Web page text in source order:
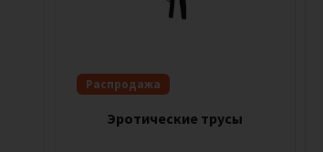
Распродажа
Эротические трусы